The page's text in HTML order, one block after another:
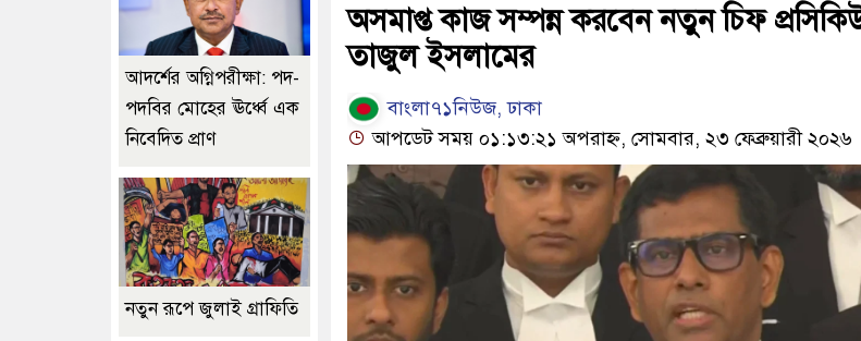
অসমাপ্ত কাজ সম্পন্ন করবেন নতুন চিফ
তাজুল ইসলামের
বাংলা৭১নিউজ, ঢাকা
আপডেট সময় ০১:১৩:২১ অপরাহ্ন, সোমবার, ২৩ ফেব্রুয়ারী ২০২৬
আদর্শের অগ্নিপরীক্ষা: পদ-
পদবির মোহের ঊর্ধ্বে এক
নিবেদিত প্রাণ
নতুন রূপে জুলাই গ্রাফিতি